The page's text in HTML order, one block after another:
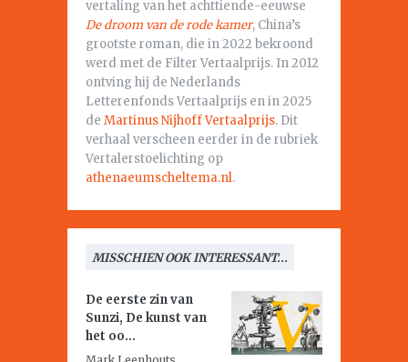
vertaling van het achttiende-eeuwse
De droom van de rode kamer, China’s
grootste roman, die in 2022 bekroond
werd met de Filter Vertaalprijs. In 2012
ontving hij de Nederlands
Letterenfonds Vertaalprijs en in 2025
de Martinus Nijhoff Vertaalprijs. Dit
verhaal verscheen eerder in de rubriek
Vertalerstoelichting op
athenaeumscheltema.nl.
MISSCHIEN OOK INTERESSANT...
De eerste zin van
Sunzi, De kunst van
het oo...